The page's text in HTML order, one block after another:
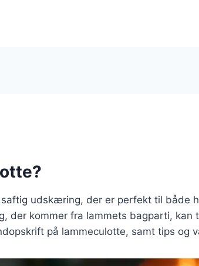
udskæring, der er perfekt til både
der kommer fra lammets bagparti,
på lammeculotte, samt tips